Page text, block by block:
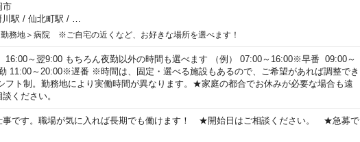
市
川駅 / 仙北町駅 /
勤務地＞病院 ※ご自宅の近くなど、お好きな場所を選べます！
16:00～翌9:00 もちろん夜勤以外の時間も選べます （例） 07:00～16:00※早番 09:00～
11:00～20:00※遅番 ※時間は、固定・選べる施設もあるので、ご希望があれば調整でき
フト制。勤務地により実働時間が異なります。★家庭の都合でお休みが必要な場合も遠
ください。
事です。職場が気に入れば長期でも働けます！ ★開始日はご相談ください。 ★急募で